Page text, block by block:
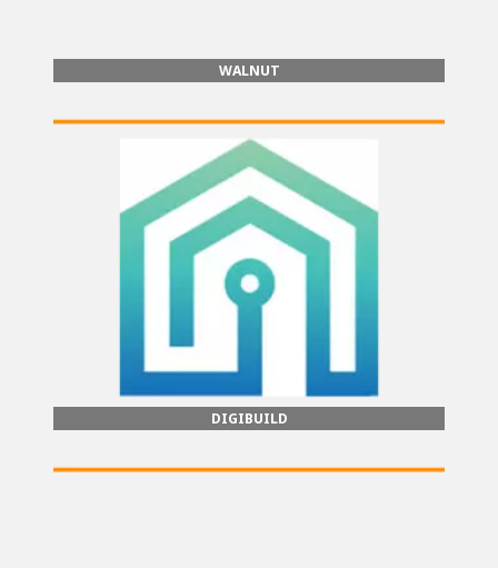
WALNUT
DIGIBUILD